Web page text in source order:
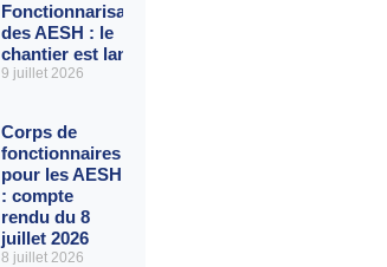
Fonctionnarisation
des AESH : le
chantier est lancé
9 juillet 2026
Corps de
fonctionnaires
pour les AESH
: compte
rendu du 8
juillet 2026
8 juillet 2026